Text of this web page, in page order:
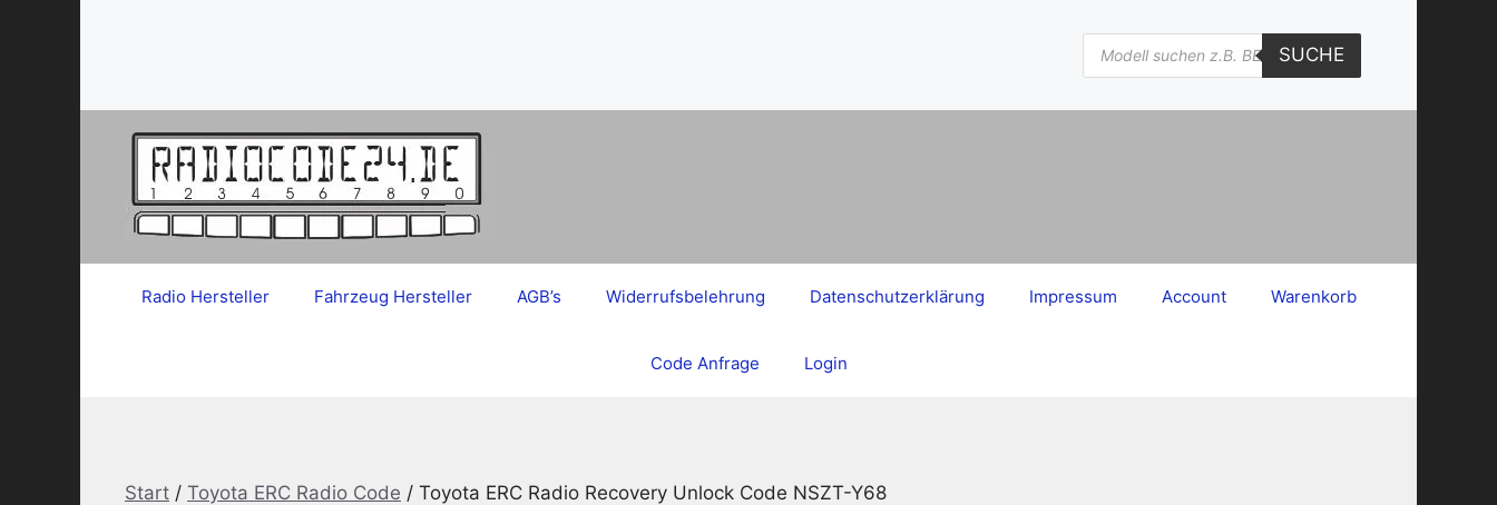
Products
search
SUCHE
Radio Hersteller Fahrzeug Hersteller AGB’s Widerrufsbelehrung Datenschutzerklärung Impressum Account Warenkorb
Code Anfrage Login
Start / Toyota ERC Radio Code / Toyota ERC Radio Recovery Unlock Code NSZT-Y68